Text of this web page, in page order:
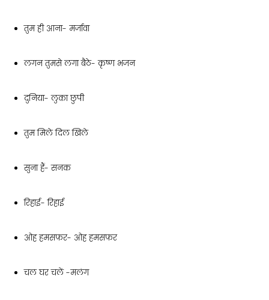
तुम ही आना- मर्जावा
लगन तुमसे लगा बैठे- कृष्ण भजन
दुनिया- लुका छुपी
तुम मिले दिल खिले
सुना हैं- सनक
रिहाई- रिहाई
ओह हमसफ़र- ओह हमसफ़र
चल घर चलें -मलंग